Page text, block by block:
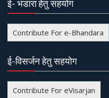
ई- भंडारा हेतु सहयोग
Contribute For e-Bhandara
ई-विसर्जन हेतु सहयोग
Contribute For eVisarjan